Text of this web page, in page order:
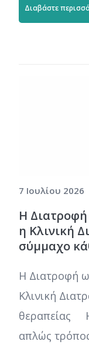
Διαβάστε
7 Ιουλίου 2026
Η Διατροφή
η Κλινική
σύμμαχο
Η Διατροφή
Κλινική
θεραπείας Η
απλώς